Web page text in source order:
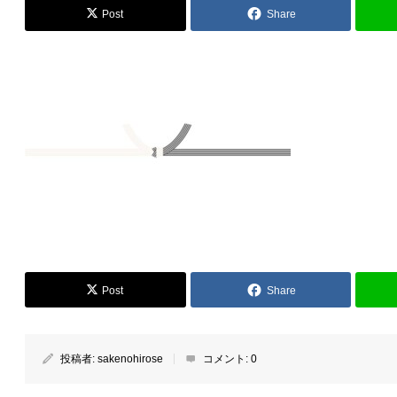
Post Share
Post Share
投稿者: sakenohirose コメント: 0